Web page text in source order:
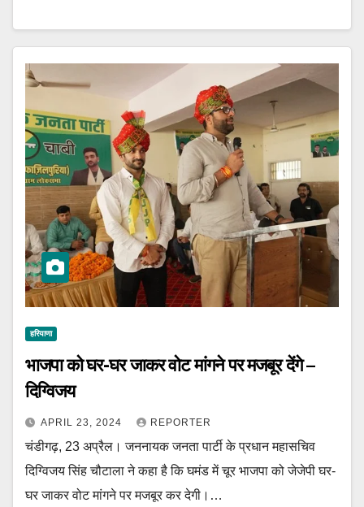
हरियाणा
भाजपा को घर-घर जाकर वोट मांगने पर मजबूर देंगे –
दिग्विजय
APRIL 23, 2024 REPORTER
चंडीगढ़, 23 अप्रैल। जननायक जनता पार्टी के प्रधान महासचिव
दिग्विजय सिंह चौटाला ने कहा है कि घमंड में चूर भाजपा को जेजेपी घर-
घर जाकर वोट मांगने पर मजबूर कर देगी।…